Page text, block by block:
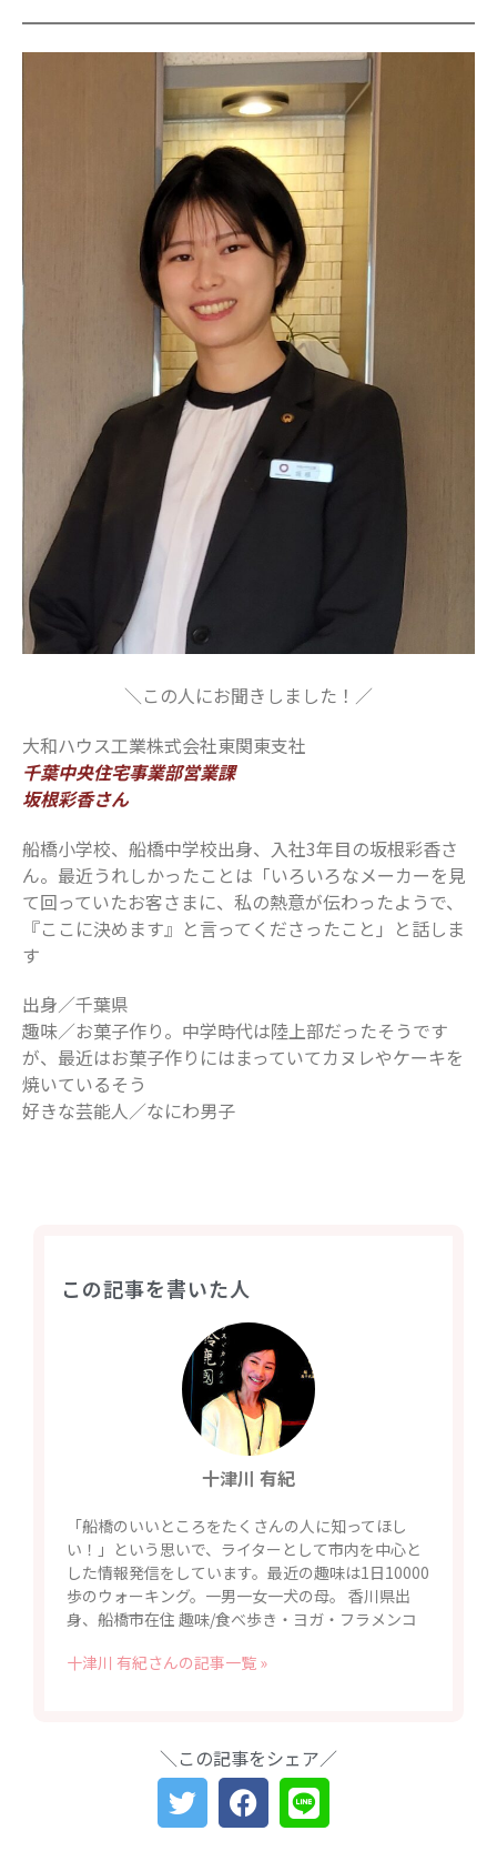
＼この人にお聞きしました！／
大和ハウス工業株式会社東関東支社
千葉中央住宅事業部営業課
坂根彩香さん
船橋小学校、船橋中学校出身、入社3年目の坂根彩香さ
ん。最近うれしかったことは「いろいろなメーカーを見
て回っていたお客さまに、私の熱意が伝わったようで、
『ここに決めます』と言ってくださったこと」と話しま
す
出身／千葉県
趣味／お菓子作り。中学時代は陸上部だったそうです
が、最近はお菓子作りにはまっていてカヌレやケーキを
焼いているそう
好きな芸能人／なにわ男子
この記事を書いた人
十津川 有紀
「船橋のいいところをたくさんの人に知ってほし
い！」という思いで、ライターとして市内を中心と
した情報発信をしています。最近の趣味は1日10000
歩のウォーキング。一男一女一犬の母。 香川県出
身、船橋市在住 趣味/食べ歩き・ヨガ・フラメンコ
十津川 有紀さんの記事一覧 »
＼この記事をシェア／